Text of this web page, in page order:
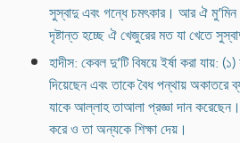
সুস্বাদু এবং গন্ধে চমৎকার। আর ঐ
দৃষ্টান্ত হচ্ছে ঐ খেজুরের মত যা খেতে
হাদীস: কেবল দু’টি বিষয়ে ইর্ষা করা
দিয়েছেন এবং তাকে বৈধ পন্থায় অকাতরে
যাকে আল্লাহ তাআলা প্রজ্ঞা দান
করে ও তা অন্যকে শিক্ষা দেয়।